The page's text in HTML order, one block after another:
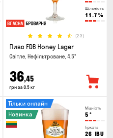
Щільність
11.7 %
(23)
Пиво FDB Honey Lager
Світле, Нефільтроване, 4.5°
36,45
грн за 0.5 кг
Міцність
5 °
Гіркота
26 IBU
Тільки онлайн
Новинка